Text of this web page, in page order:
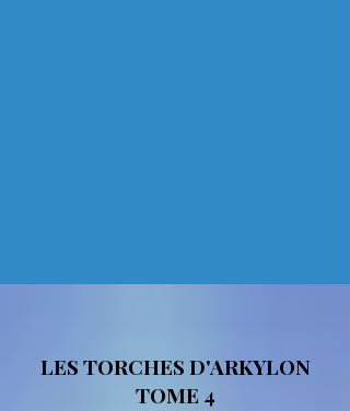
LES TORCHES D'ARKYLON
TOME 4